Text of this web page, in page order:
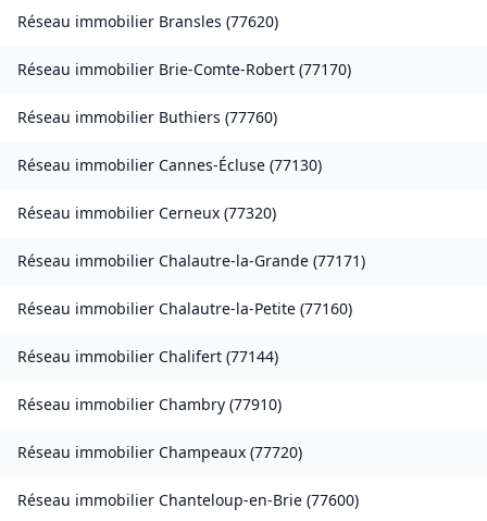
Réseau immobilier Bransles (77620)
Réseau immobilier Brie-Comte-Robert (77170)
Réseau immobilier Buthiers (77760)
Réseau immobilier Cannes-Écluse (77130)
Réseau immobilier Cerneux (77320)
Réseau immobilier Chalautre-la-Grande (77171)
Réseau immobilier Chalautre-la-Petite (77160)
Réseau immobilier Chalifert (77144)
Réseau immobilier Chambry (77910)
Réseau immobilier Champeaux (77720)
Réseau immobilier Chanteloup-en-Brie (77600)